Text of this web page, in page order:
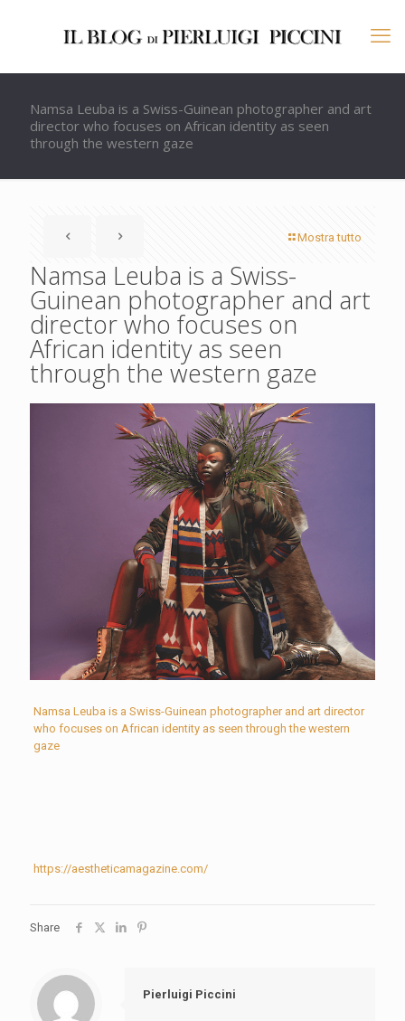
Namsa Leuba is a Swiss-Guinean photographer and art
director who focuses on African identity as seen
through the western gaze
Mostra tutto
Namsa Leuba is a Swiss-
Guinean photographer and art
director who focuses on
African identity as seen
through the western gaze
Namsa Leuba is a Swiss-Guinean photographer and art director
who focuses on African identity as seen through the western
gaze
https://aestheticamagazine.com/
Share
Pierluigi Piccini